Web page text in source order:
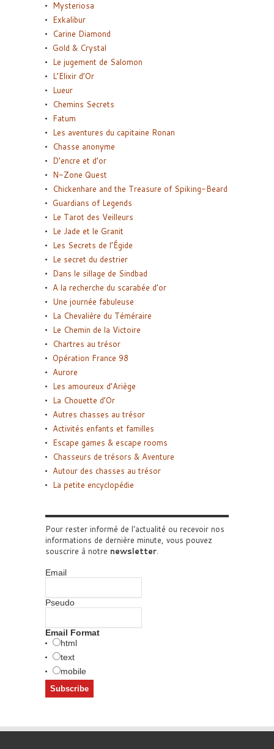
Mysteriosa
Exkalibur
Carine Diamond
Gold & Crystal
Le jugement de Salomon
L’Elixir d’Or
Lueur
Chemins Secrets
Fatum
Les aventures du capitaine Ronan
Chasse anonyme
D’encre et d’or
N-Zone Quest
Chickenhare and the Treasure of Spiking-Beard
Guardians of Legends
Le Tarot des Veilleurs
Le Jade et le Granit
Les Secrets de l’Égide
Le secret du destrier
Dans le sillage de Sindbad
A la recherche du scarabée d’or
Une journée fabuleuse
La Chevalière du Téméraire
Le Chemin de la Victoire
Chartres au trésor
Opération France 98
Aurore
Les amoureux d’Ariège
La Chouette d’Or
Autres chasses au trésor
Activités enfants et familles
Escape games & escape rooms
Chasseurs de trésors & Aventure
Autour des chasses au trésor
La petite encyclopédie
Pour rester informé de l'actualité ou recevoir nos
informations de dernière minute, vous pouvez
souscrire à notre newsletter.
Email
Pseudo
Email Format
html
text
mobile